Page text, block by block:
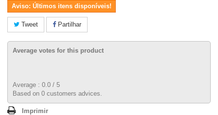
Aviso: Últimos itens disponíveis!
Tweet Partilhar
Average votes for this product
Average : 0.0 / 5
Based on 0 customers advices.
Imprimir